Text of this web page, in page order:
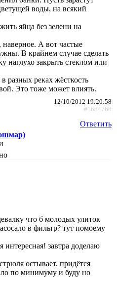
воды, на всякий
яйца без зелени на
А вот частые
В крайнем случае сделать
наглухо закрыть стеклом или
разных реках жёсткость
Это тоже может влиять.
12/10/2012 19:20:58
#1684768
Ответить
что б молодых улиток
в фильтр? тут помоему
интересная! завтра доделаю
остывает. придётся
по минимуму и буду но